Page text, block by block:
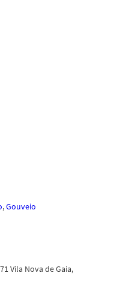
,Gouveio
Vila Nova de Gaia,